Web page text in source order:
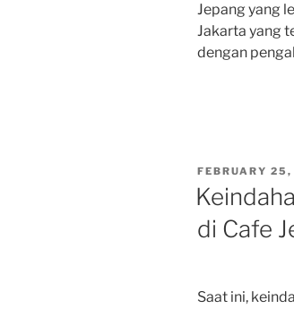
Jepang yang
Jakarta yang
dengan
POSTED
ON
FEBRUARY
di Cafe
Saat ini,